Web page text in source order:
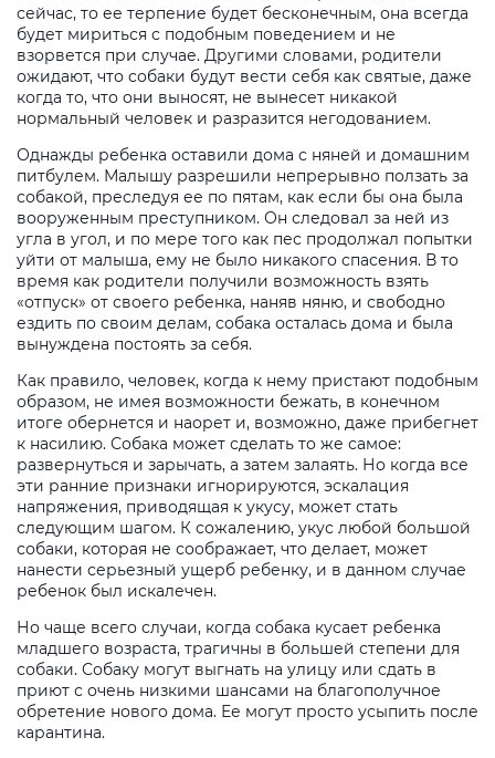
сейчас, то ее терпение будет бесконечным, она всегда
будет мириться с подобным поведением и не
взорвется при случае. Другими словами, родители
ожидают, что собаки будут вести себя как святые, даже
когда то, что они выносят, не вынесет никакой
нормальный человек и разразится негодованием.
Однажды ребенка оставили дома с няней и домашним
питбулем. Малышу разрешили непрерывно ползать за
собакой, преследуя ее по пятам, как если бы она была
вооруженным преступником. Он следовал за ней из
угла в угол, и по мере того как пес продолжал попытки
уйти от малыша, ему не было никакого спасения. В то
время как родители получили возможность взять
«отпуск» от своего ребенка, наняв няню, и свободно
ездить по своим делам, собака осталась дома и была
вынуждена постоять за себя.
Как правило, человек, когда к нему пристают подобным
образом, не имея возможности бежать, в конечном
итоге обернется и наорет и, возможно, даже прибегнет
к насилию. Собака может сделать то же самое:
развернуться и зарычать, а затем залаять. Но когда все
эти ранние признаки игнорируются, эскалация
напряжения, приводящая к укусу, может стать
следующим шагом. К сожалению, укус любой большой
собаки, которая не соображает, что делает, может
нанести серьезный ущерб ребенку, и в данном случае
ребенок был искалечен.
Но чаще всего случаи, когда собака кусает ребенка
младшего возраста, трагичны в большей степени для
собаки. Собаку могут выгнать на улицу или сдать в
приют с очень низкими шансами на благополучное
обретение нового дома. Ее могут просто усыпить после
карантина.